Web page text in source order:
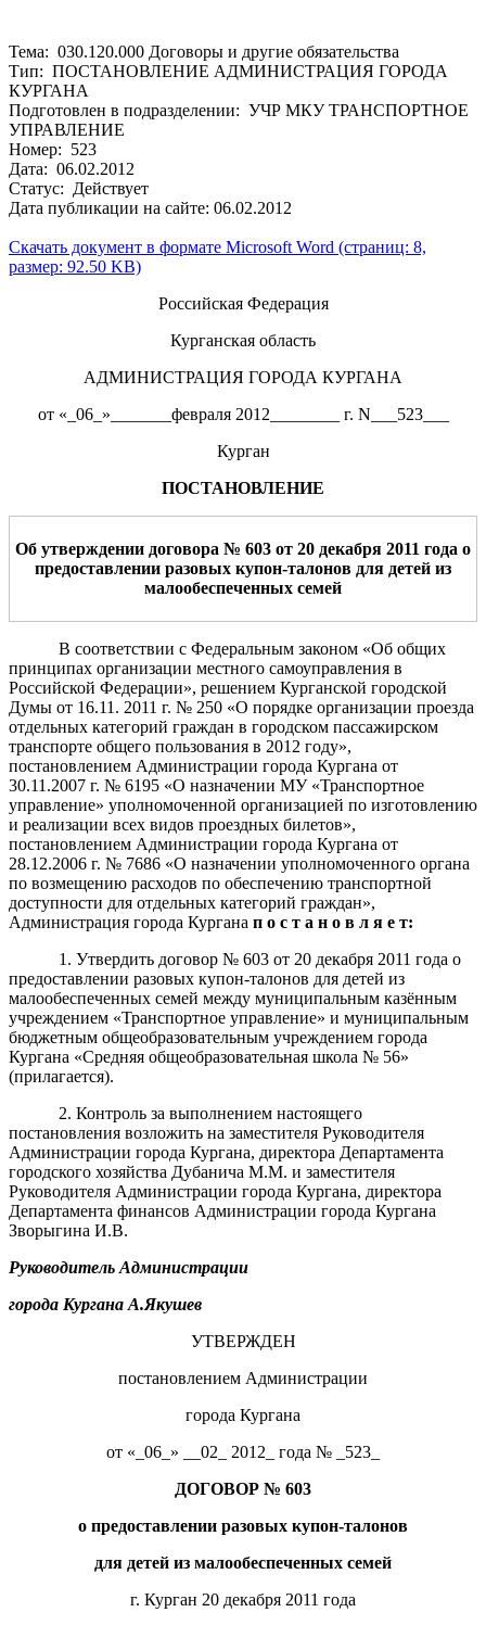
Тема: 030.120.000 Договоры и другие обязательства
Тип: ПОСТАНОВЛЕНИЕ АДМИНИСТРАЦИЯ ГОРОДА
КУРГАНА
Подготовлен в подразделении: УЧР МКУ ТРАНСПОРТНОЕ
УПРАВЛЕНИЕ
Номер: 523
Дата: 06.02.2012
Статус: Действует
Дата публикации на сайте: 06.02.2012
Скачать документ в формате Microsoft Word (страниц: 8,
размер: 92.50 KB)
Российская Федерация
Курганская область
АДМИНИСТРАЦИЯ ГОРОДА КУРГАНА
от «_06_»_______февраля 2012________ г. N___523___
Курган
ПОСТАНОВЛЕНИЕ
Об утверждении договора № 603 от 20 декабря 2011 года о
предоставлении разовых купон-талонов для детей из
малообеспеченных семей
В соответствии с Федеральным законом «Об общих
принципах организации местного самоуправления в
Российской Федерации», решением Курганской городской
Думы от 16.11. 2011 г. № 250 «О порядке организации проезда
отдельных категорий граждан в городском пассажирском
транспорте общего пользования в 2012 году»,
постановлением Администрации города Кургана от
30.11.2007 г. № 6195 «О назначении МУ «Транспортное
управление» уполномоченной организацией по изготовлению
и реализации всех видов проездных билетов»,
постановлением Администрации города Кургана от
28.12.2006 г. № 7686 «О назначении уполномоченного органа
по возмещению расходов по обеспечению транспортной
доступности для отдельных категорий граждан»,
Администрация города Кургана п о с т а н о в л я е т:
1. Утвердить договор № 603 от 20 декабря 2011 года о
предоставлении разовых купон-талонов для детей из
малообеспеченных семей между муниципальным казённым
учреждением «Транспортное управление» и муниципальным
бюджетным общеобразовательным учреждением города
Кургана «Средняя общеобразовательная школа № 56»
(прилагается).
2. Контроль за выполнением настоящего
постановления возложить на заместителя Руководителя
Администрации города Кургана, директора Департамента
городского хозяйства Дубанича М.М. и заместителя
Руководителя Администрации города Кургана, директора
Департамента финансов Администрации города Кургана
Зворыгина И.В.
Руководитель Администрации
города Кургана А.Якушев
УТВЕРЖДЕН
постановлением Администрации
города Кургана
от «_06_» __02_ 2012_ года № _523_
ДОГОВОР № 603
о предоставлении разовых купон-талонов
для детей из малообеспеченных семей
г. Курган 20 декабря 2011 года